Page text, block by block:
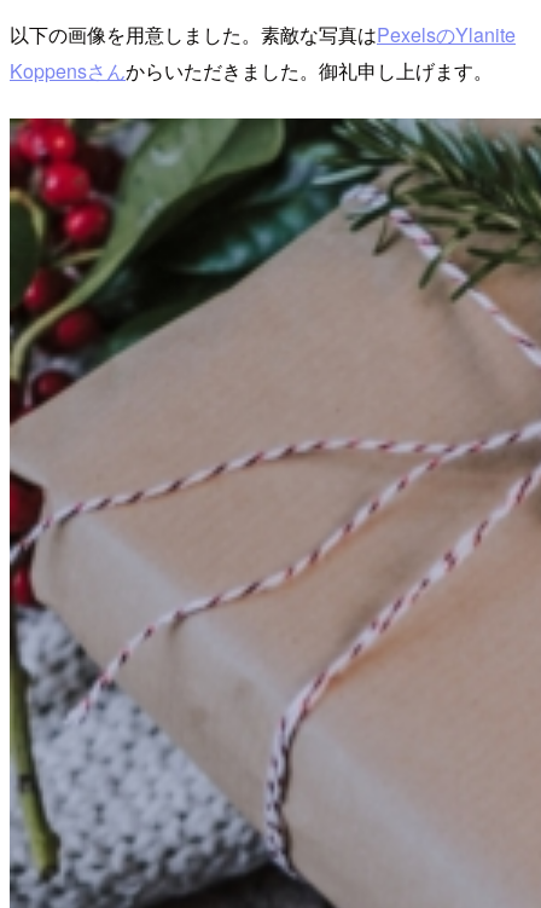
以下の画像を用意しました。素敵な写真はPexelsのYlanite
Koppensさんからいただきました。御礼申し上げます。